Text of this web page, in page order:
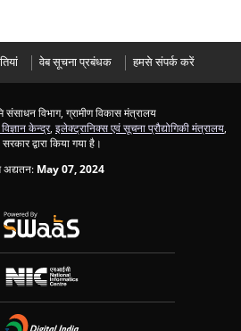
वेब सूचना प्रबंधक हमसे संपर्क करें
संसाधन विभाग, ग्रामीण विकास मंत्रालय
केन्द्र, इलेक्ट्रानिक्स एवं सूचना प्रौद्योगिकी मंत्रालय
द्वारा किया गया है।
अद्यतन: May 07, 2024